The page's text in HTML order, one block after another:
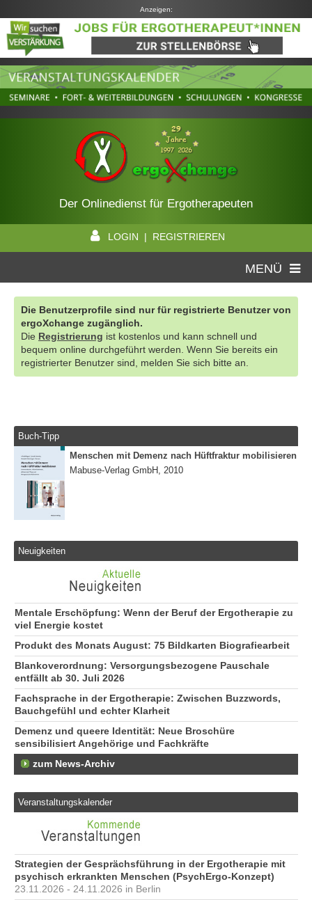
Anzeigen:
Der Onlinedienst für Ergotherapeuten
LOGIN | REGISTRIEREN
MENÜ
Die Benutzerprofile sind nur für registrierte Benutzer von
ergoXchange zugänglich.
Die Registrierung ist kostenlos und kann schnell und
bequem online durchgeführt werden. Wenn Sie bereits ein
registrierter Benutzer sind, melden Sie sich bitte an.
Buch-Tipp
Menschen mit Demenz nach Hüftfraktur mobilisieren
Mabuse-Verlag GmbH, 2010
Neuigkeiten
Mentale Erschöpfung: Wenn der Beruf der Ergotherapie zu
viel Energie kostet
Produkt des Monats August: 75 Bildkarten Biografiearbeit
Blankoverordnung: Versorgungsbezogene Pauschale
entfällt ab 30. Juli 2026
Fachsprache in der Ergotherapie: Zwischen Buzzwords,
Bauchgefühl und echter Klarheit
Demenz und queere Identität: Neue Broschüre
sensibilisiert Angehörige und Fachkräfte
zum News-Archiv
Veranstaltungskalender
Strategien der Gesprächsführung in der Ergotherapie mit
psychisch erkrankten Menschen (PsychErgo-Konzept)
23.11.2026 - 24.11.2026 in Berlin